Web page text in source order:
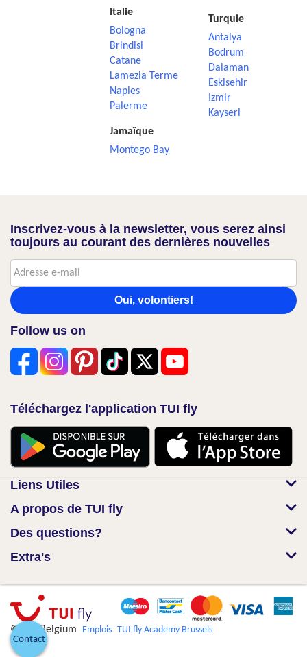
Italie
Bologna
Brindisi
Catane
Lamezia Terme
Naples
Palerme
Jamaïque
Montego Bay
Turquie
Antalya
Bodrum
Dalaman
Eskisehir
Izmir
Kayseri
Inscrivez-vous à la newsletter, vous serez ainsi
toujours au courant des dernières nouvelles
Oui, volontiers!
Follow us on
Téléchargez l'application TUI fly
Liens Utiles
A propos de TUI fly
Des questions?
Extra's
© TUI Belgium Emplois TUI fly Academy Brussels
Contact